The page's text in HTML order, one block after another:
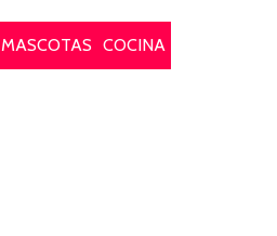
MASCOTAS COCINA